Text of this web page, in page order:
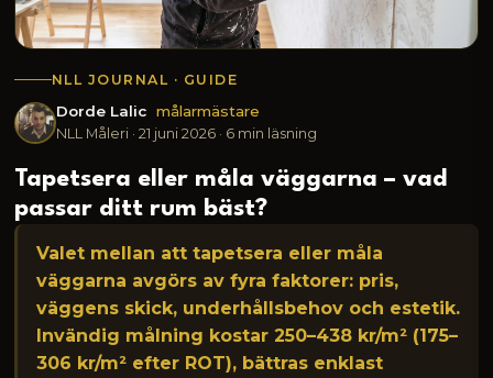
NLL JOURNAL · GUIDE
Dorde Lalic målarmästare
NLL Måleri · 21 juni 2026· 6 min läsning
Tapetsera eller måla väggarna – vad
passar ditt rum bäst?
Valet mellan att tapetsera eller måla
väggarna avgörs av fyra faktorer: pris,
väggens skick, underhållsbehov och estetik.
Invändig målning kostar 250–438 kr/m² (175–
306 kr/m² efter ROT), bättras enklast